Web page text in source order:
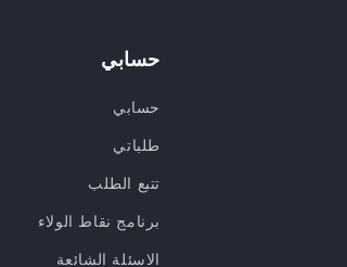
حسابي
حسابي
طلباتي
تتبع الطلب
برنامج نقاط الولاء
الاسئلة الشائعة